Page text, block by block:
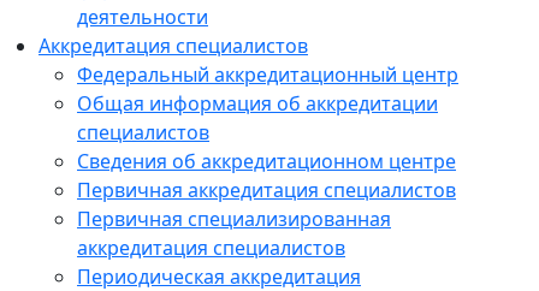
деятельности
Аккредитация специалистов
Федеральный аккредитационный центр
Общая информация об аккредитации
специалистов
Сведения об аккредитационном центре
Первичная аккредитация специалистов
Первичная специализированная
аккредитация специалистов
Периодическая аккредитация